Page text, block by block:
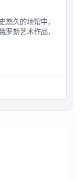
久的场馆中，
斯艺术作品，